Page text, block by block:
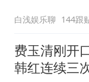
白浅娱乐聊 144跟
费玉清刚开
韩红连续三